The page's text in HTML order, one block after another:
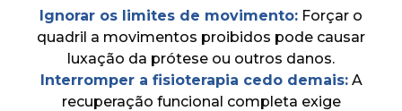
Ignorar os limites de movimento: Forçar o
quadril a movimentos proibidos pode causar
luxação da prótese ou outros danos.
Interromper a fisioterapia cedo demais:A
recuperação funcional completa exige